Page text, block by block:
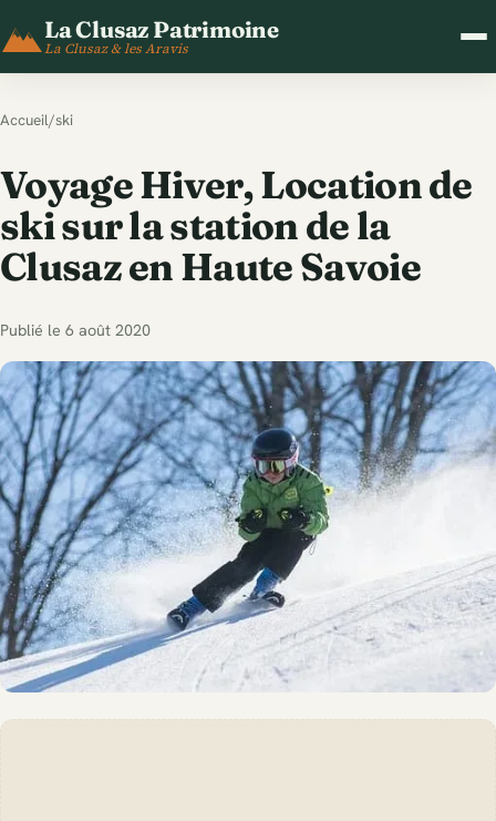
La Clusaz Patrimoine
La Clusaz & les Aravis
Accueil/ski
Voyage Hiver, Location de
ski sur la station de la
Clusaz en Haute Savoie
Publié le 6 août 2020